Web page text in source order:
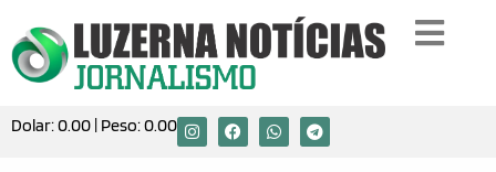
Dolar:0.00 | Peso:0.00